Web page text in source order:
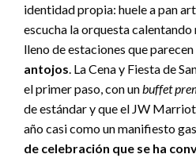
identidad propia: huele a pan
escucha la orquesta calentando
lleno de estaciones que parecen
antojos. La Cena y Fiesta de
el primer paso, con unbuffet
de estándar y que el JW
año casi como un manifiesto
de celebración que se ha